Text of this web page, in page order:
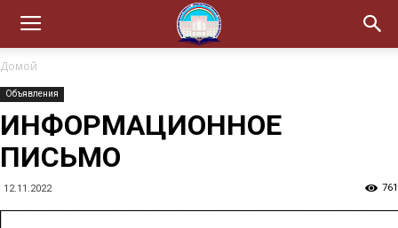
Домой
Объявления
ИНФОРМАЦИОННОЕ
ПИСЬМО
12.11.2022 761